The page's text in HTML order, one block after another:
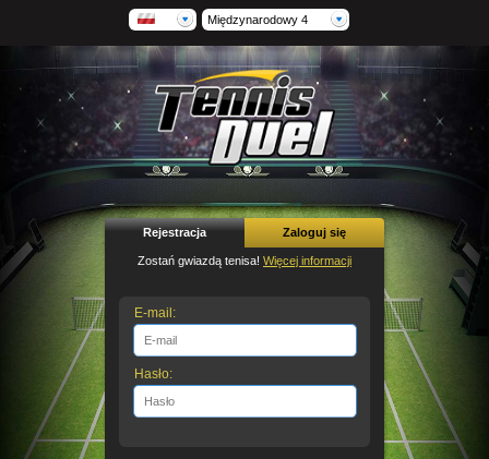
Międzynarodowy 4
Rejestracja Zaloguj się
Zostań gwiazdą tenisa! Więcej informacji
E-mail:
Hasło: